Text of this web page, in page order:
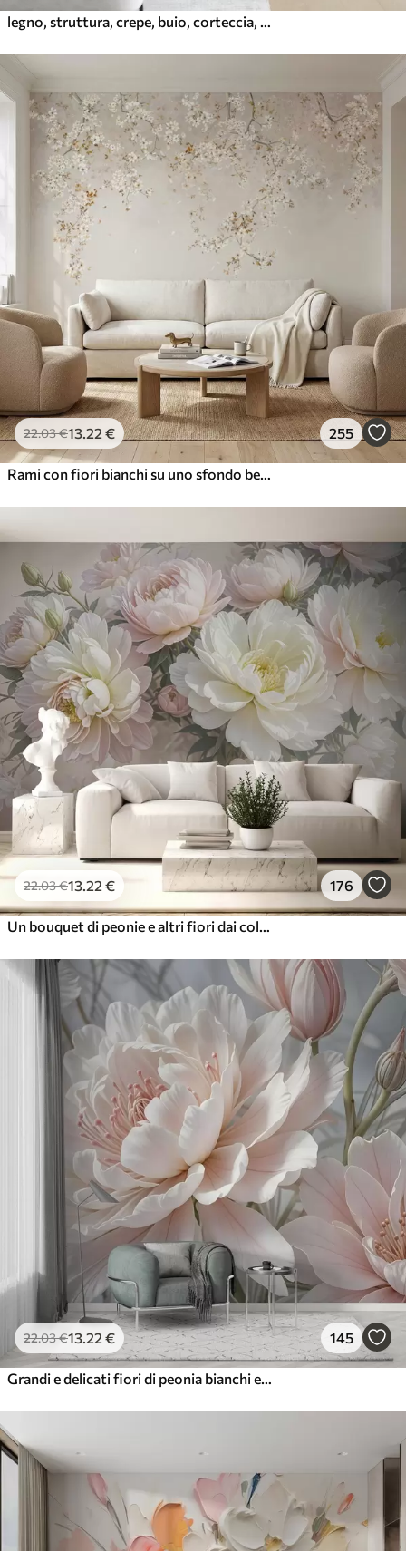
22.03€13 .22 € 255
22.03€13 .22 € 176
22.03€13 .22 € 145